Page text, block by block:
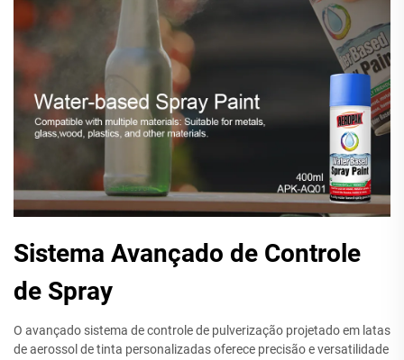
Sistema Avançado de Controle
de Spray
O avançado sistema de controle de pulverização projetado em latas
de aerossol de tinta personalizadas oferece precisão e versatilidade